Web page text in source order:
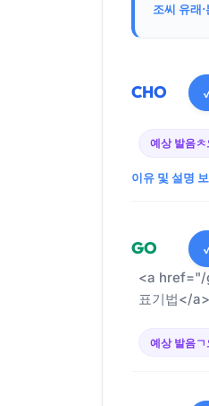
조씨 유래
CHO
예상 발음ㅊ
이유 및 설명
GO
<a href="/
표기법</
예상 발음ㄱ